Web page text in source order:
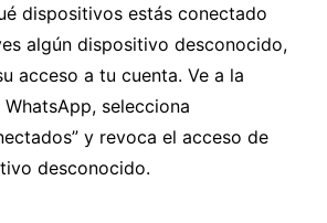
dispositivos estás conectado
algún dispositivo desconocido,
acceso a tu cuenta. Ve a la
selecciona
y revoca el acceso de
desconocido.